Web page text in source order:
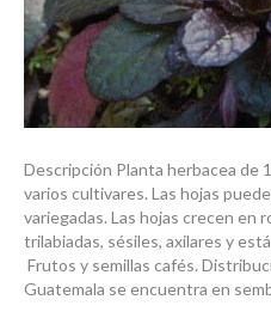
Descripción Planta herbacea de
varios cultivares. Las hojas
variegadas. Las hojas crecen en
trilabiadas, sésiles, axilares y
Frutos y semillas cafés.
Guatemala se encuentra en